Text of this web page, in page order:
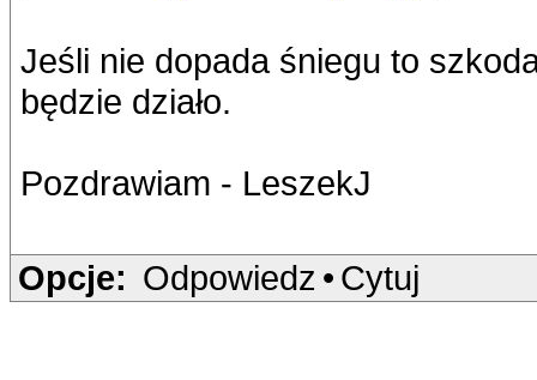
Jeśli nie dopada śniegu to
będzie działo.
Pozdrawiam - LeszekJ
Opcje: Odpowiedz • Cytuj